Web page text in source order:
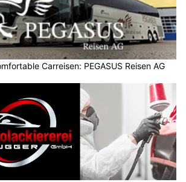
Carreisen: PEGASUS Reisen AG